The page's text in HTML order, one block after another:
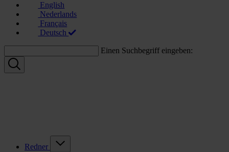
English
Nederlands
Français
Deutsch
Einen Suchbegriff eingeben:
Redner